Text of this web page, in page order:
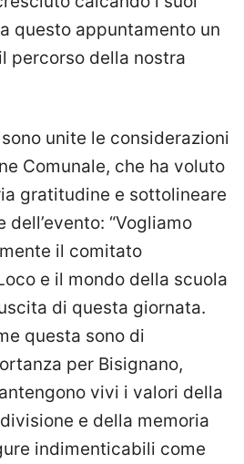
questo appuntamento un
percorso della nostra
unite le considerazioni
Comunale, che ha voluto
gratitudine e sottolineare
“Vogliamo
il comitato
e il mondo della scuola
di questa giornata.
questa sono di
per Bisignano,
vivi i valori della
e della memoria
indimenticabili come